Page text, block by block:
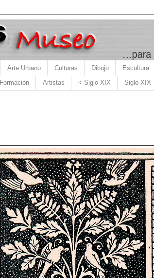
Arte Urbano Culturas Dibujo Escultura
Formación Artistas < Siglo XIX Siglo XIX